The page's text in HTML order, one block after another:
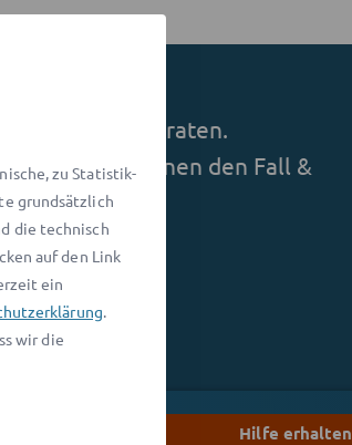
Netzwerk beraten.
Anwalt mit Ihnen den Fall &
Hilfe erhalten
zu Statistik-
grundsätzlich
die technisch
auf den Link
ein
.
wir die